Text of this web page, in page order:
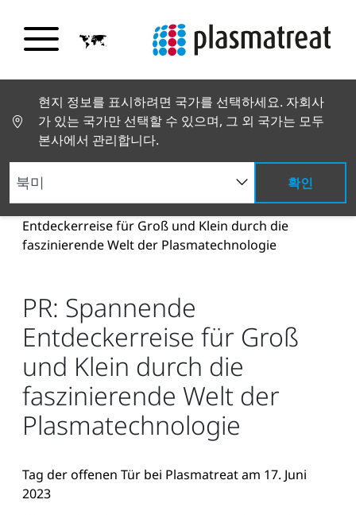
현지 정보를 표시하려면 국가를 선택하세요. 자회사
가 있는 국가만 선택할 수 있으며, 그 외 국가는 모두
본사에서 관리합니다.
확인
뉴스 및 스토리
뉴스 및 언론
PR: Spannende
Entdeckerreise für Groß und Klein durch die
faszinierende Welt der Plasmatechnologie
PR: Spannende
Entdeckerreise für Groß
und Klein durch die
faszinierende Welt der
Plasmatechnologie
Tag der offenen Tür bei Plasmatreat am 17. Juni
2023